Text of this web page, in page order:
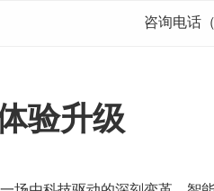
咨询电话
验升级